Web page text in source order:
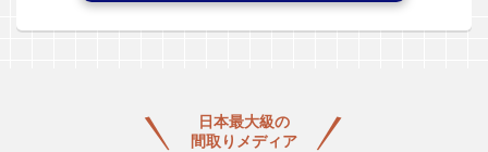
日本最大級の
間取りメディア